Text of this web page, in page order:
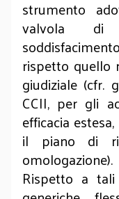
strumento
valvola di
rispetto quello
giudiziale (cfr.
CCII, per gli
efficacia
il piano di
omologazione).
Rispetto a tali